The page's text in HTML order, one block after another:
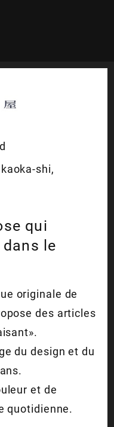
shi,
qui
le
originale de
des articles
du design et du
et de
quotidienne.